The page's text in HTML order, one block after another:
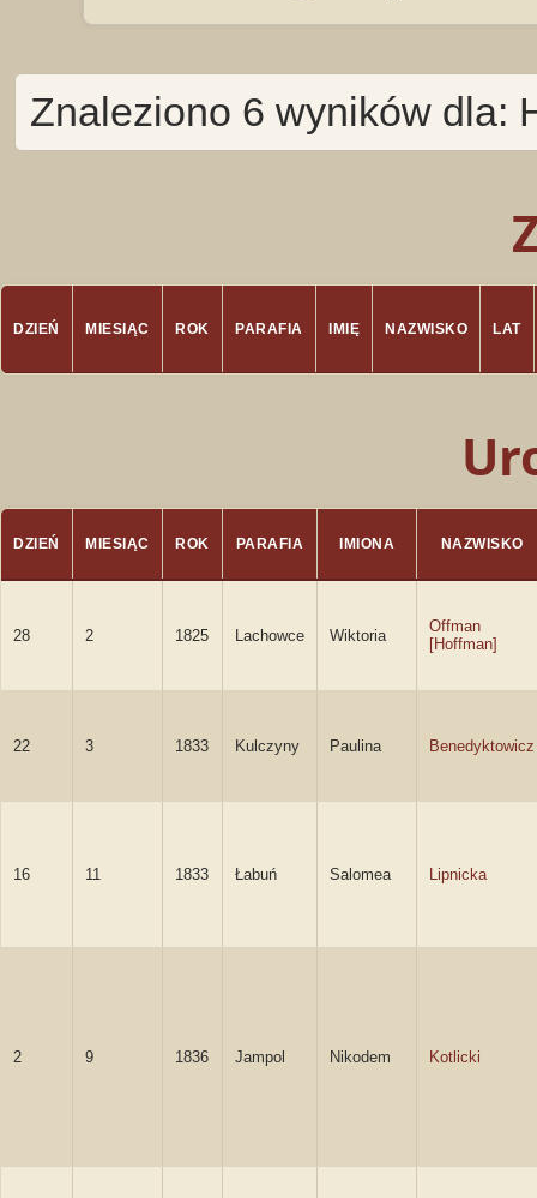
Znaleziono 6 wyników dla:
DZIEŃ MIESIĄC ROK PARAFIA IMIĘ NAZWISKO LAT
DZIEŃ MIESIĄC ROK PARAFIA IMIONA NAZWISKO
28 2 1825 Lachowce Wiktoria
Offman
[Hoffman]
22 3 1833 Kulczyny Paulina Benedyktowicz
16 11 1833 Łabuń Salomea Lipnicka
2 9 1836 Jampol Nikodem Kotlicki